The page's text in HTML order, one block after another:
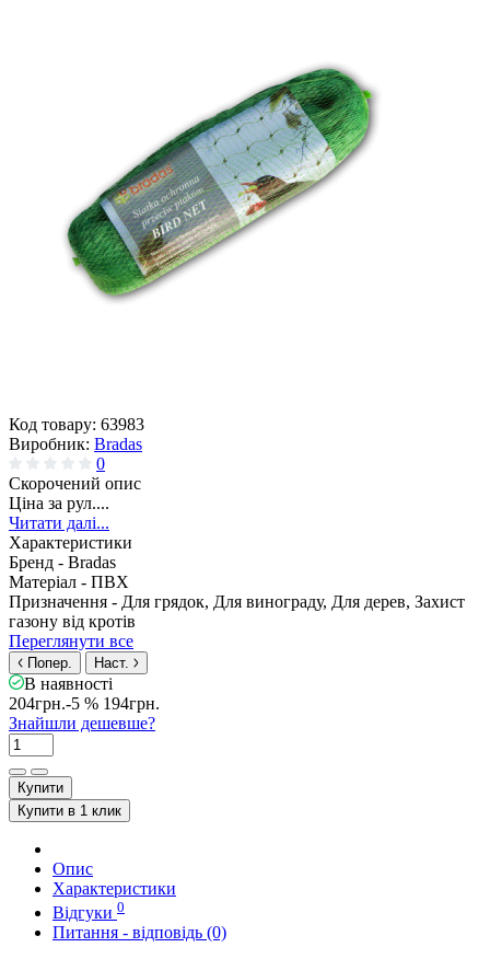
Код товару: 63983
Виробник: Bradas
0
Скорочений опис
Ціна за рул....
Читати далі...
Характеристики
Бренд - Bradas
Матеріал - ПВХ
Призначення - Для грядок, Для винограду, Для дерев, Захист
газону від кротів
Переглянути все
Попер. Наст.
В наявності
204грн.-5 % 194грн.
Знайшли дешевше?
Купити
Купити в 1 клик
Опис
Характеристики
Відгуки 0
Питання - відповідь (0)